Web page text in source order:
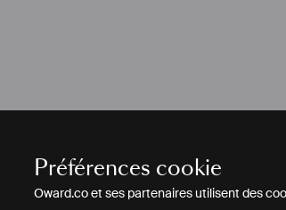
Préférences cookie
Oward.co et ses partenaires utilisent des